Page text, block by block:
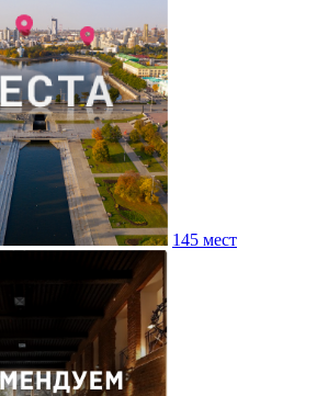
145 мест